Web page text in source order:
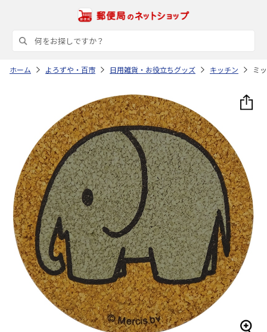
ホーム よろずや・百市 日用雑貨・お役立ちグッズ キッチン ミ